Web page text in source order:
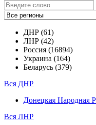
ДНР (61)
ЛНР (42)
Россия (16894)
Украина (164)
Беларусь (379)
Вся ДНР
Донецкая Народная
Вся ЛНР